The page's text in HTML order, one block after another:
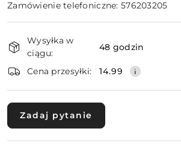
Zamówienie telefoniczne: 576203205
i
dostawa
Wysyłka w
ciągu:
48 godzin
Cena przesyłki: 14.99
Zadaj pytanie